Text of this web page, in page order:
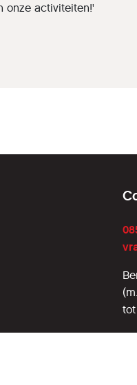
onze activiteiten!'
tot